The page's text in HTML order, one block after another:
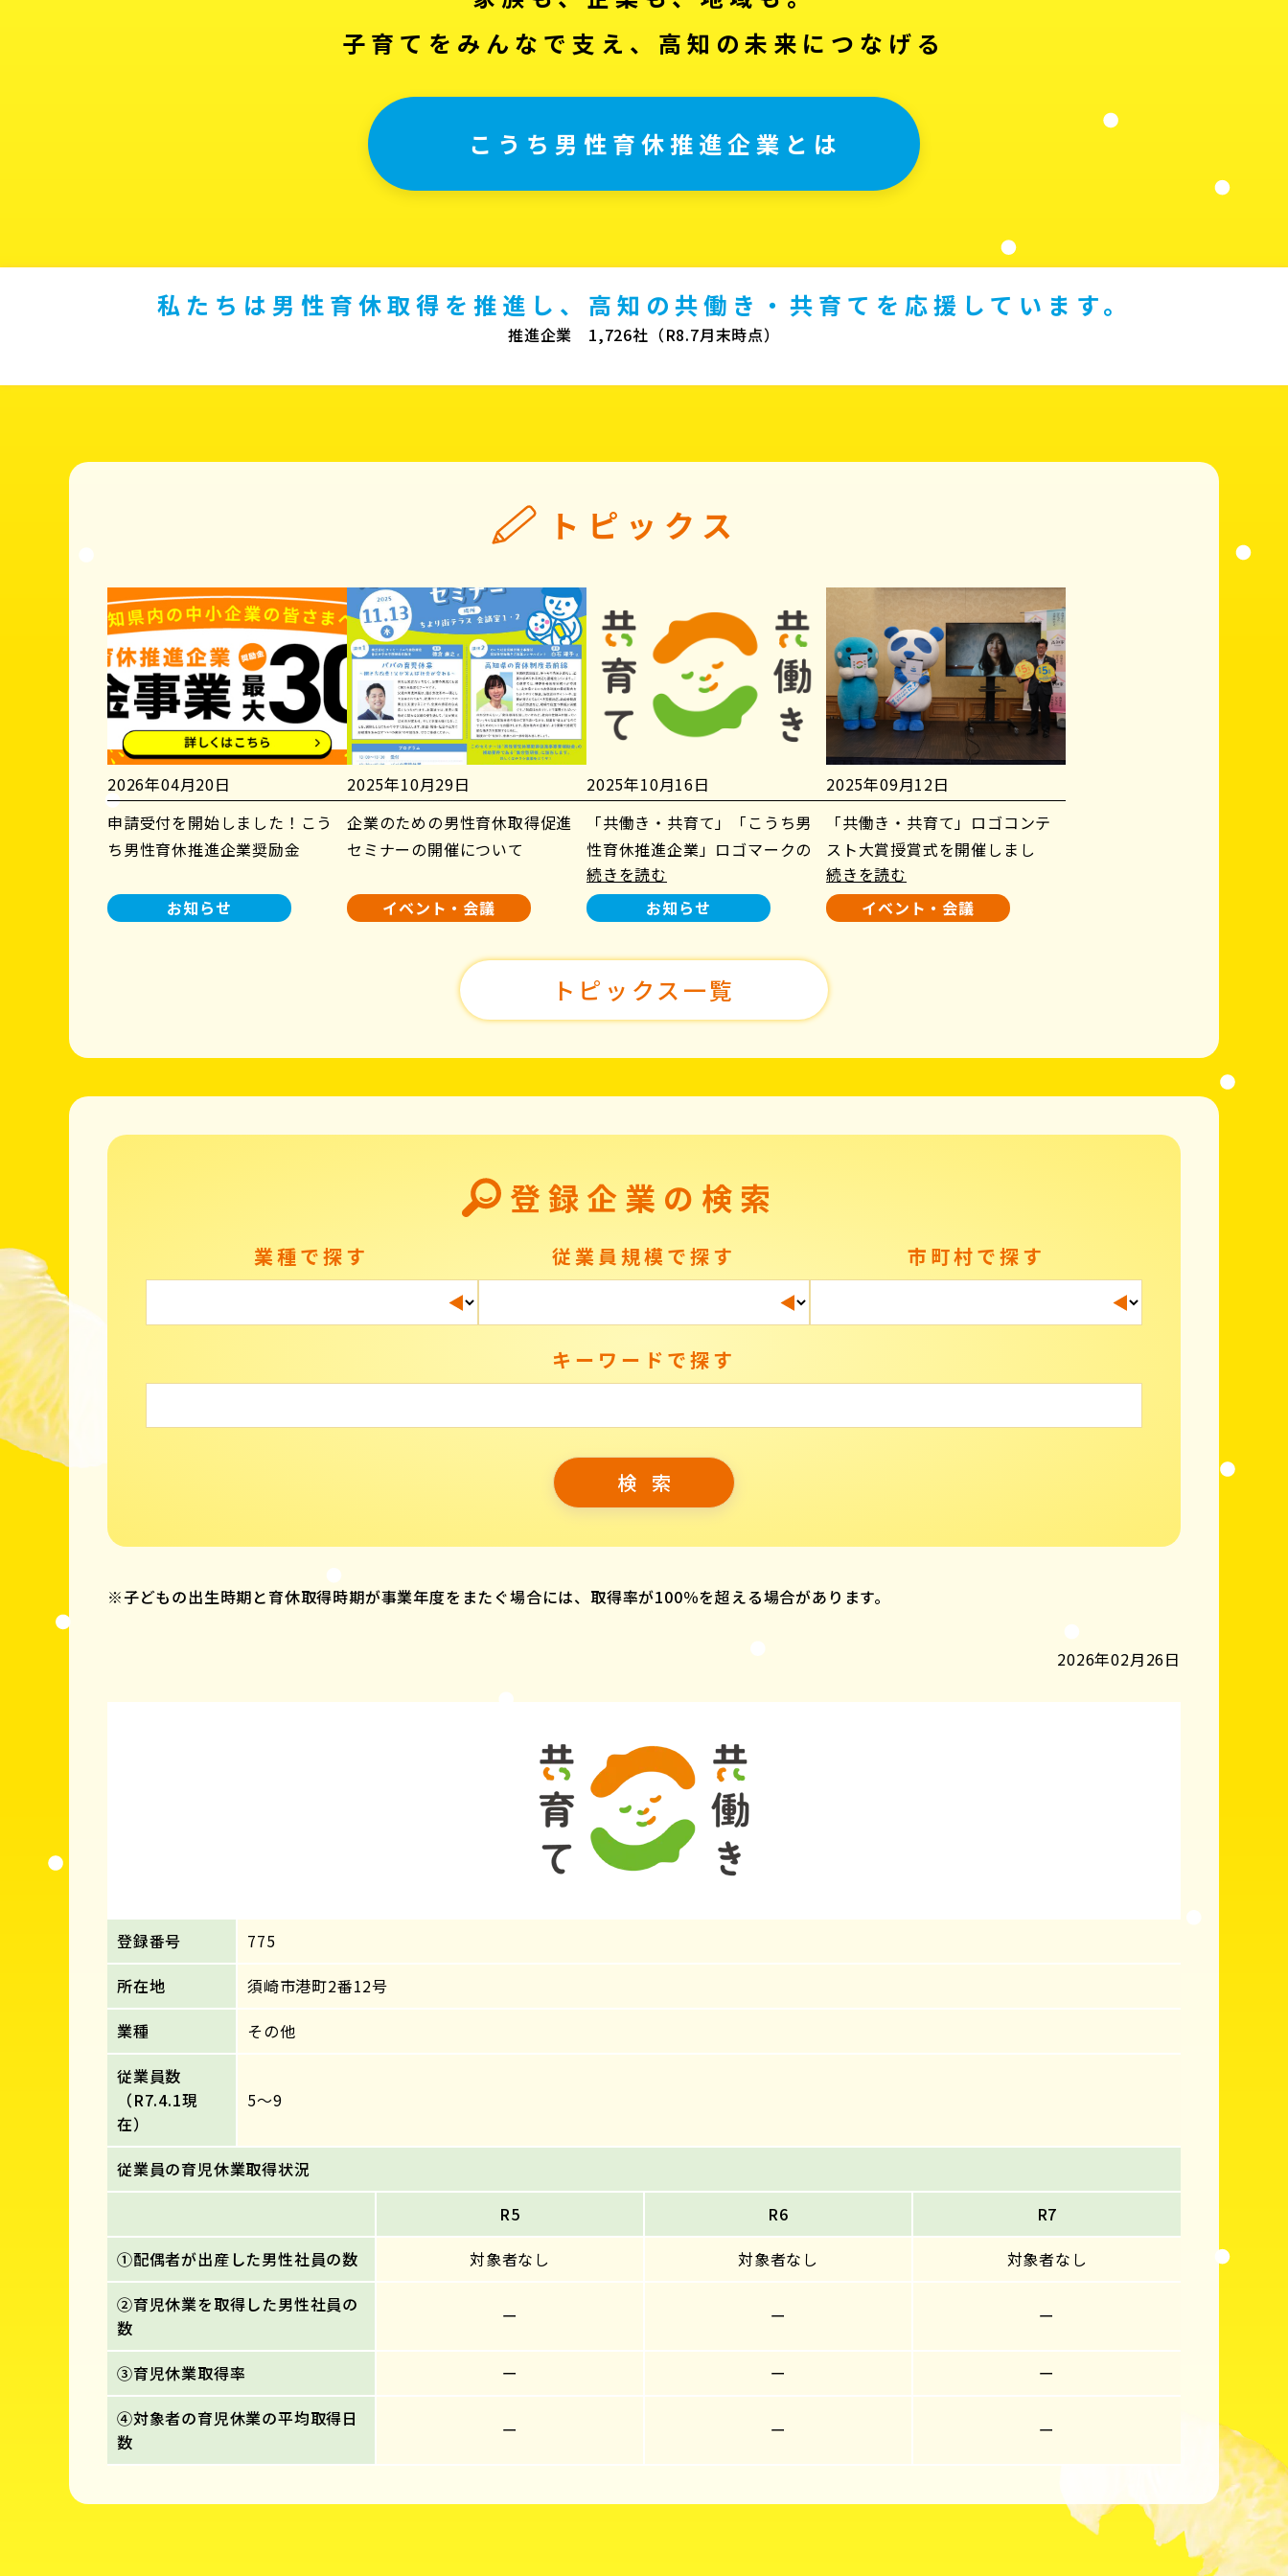
子育てをみんなで支え、高知の未来につなげる
こうち男性育休推進企業とは
私たちは男性育休取得を推進し、高知の共働き・共育てを応援しています。
推進企業 1,726社（R8.7月末時点）
トピックス
2026年04月20日
申請受付を開始しました！こう
ち男性育休推進企業奨励金
お知らせ
2025年10月29日
企業のための男性育休取得促進
セミナーの開催について
イベント・会議
2025年10月16日
「共働き・共育て」「こうち男
性育休推進企業」ロゴマークの
使用について
続きを読む
お知らせ
2025年09月12日
「共働き・共育て」ロゴコンテ
スト大賞授賞式を開催しまし
た！
続きを読む
イベント・会議
トピックス一覧
登録企業の検索
業種で探す 従業員規模で探す 市町村で探す
キーワードで探す
※子どもの出生時期と育休取得時期が事業年度をまたぐ場合には、取得率が100％を超える場合があります。
2026年02月26日
登録番号
775
所在地
須崎市港町2番12号
業種
その他
従業員数
（R7.4.1現
在）
5～9
従業員の育児休業取得状況
R5
R6
R7
①配偶者が出産した男性社員の数
対象者なし 対象者なし
対象者なし
②育児休業を取得した男性社員の
数
ー ー ー
③育児休業取得率 ー ー
ー
④対象者の育児休業の平均取得日
数
ー ー ー